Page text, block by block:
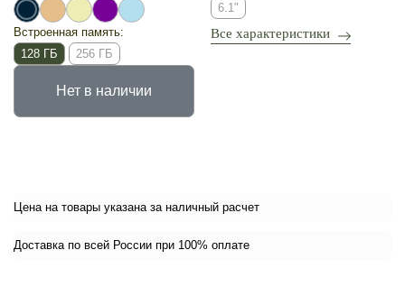
6.1"
Встроенная память:
128 ГБ
256 ГБ
Все характеристики
Нет в наличии
Цена на товары указана за наличный расчет
Доставка по всей России при 100% оплате